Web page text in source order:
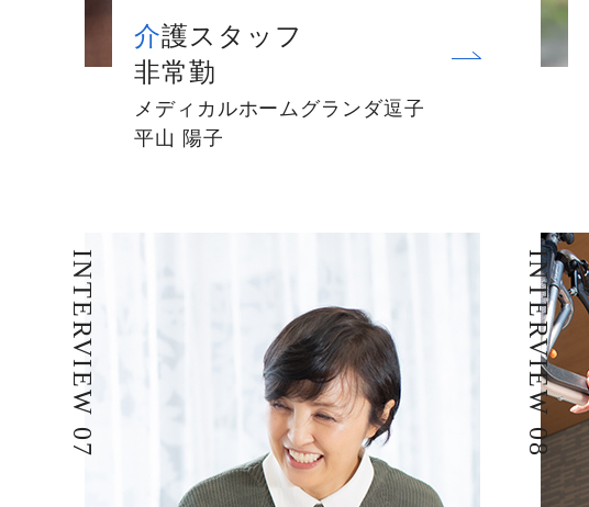
介護スタッフ
非常勤
メディカルホームグランダ逗子
平山 陽子
INTERVIEW 07 INTERVIEW 08